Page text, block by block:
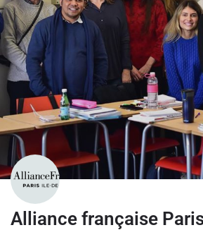
Alliance française